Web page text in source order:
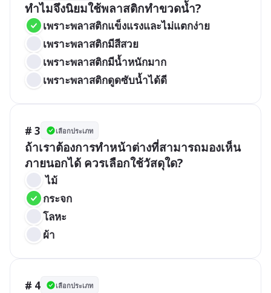
ทำไมจึงนิยมใช้พลาสติกทำขวดน้ำ?
เพราะพลาสติกแข็งแรงและไม่แตกง่าย
เพราะพลาสติกมีสีสวย
เพราะพลาสติกมีน้ำหนักมาก
เพราะพลาสติกดูดซับน้ำได้ดี
# 3 เลือกประเภท
ถ้าเราต้องการทำหน้าต่างที่สามารถมองเห็น
ภายนอกได้ ควรเลือกใช้วัสดุใด?
ไม้
กระจก
โลหะ
ผ้า
# 4 เลือกประเภท